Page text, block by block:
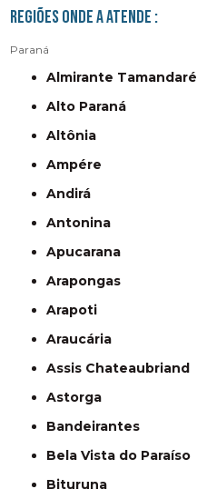
Regiões onde a atende :
Paraná
Almirante Tamandaré
Alto Paraná
Altônia
Ampére
Andirá
Antonina
Apucarana
Arapongas
Arapoti
Araucária
Assis Chateaubriand
Astorga
Bandeirantes
Bela Vista do Paraíso
Bituruna